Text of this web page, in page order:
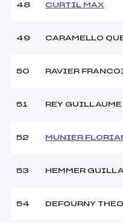
48 CURTIL MAX
49 CARAMELLO
50 RAVIER
51 REY GUILLAUME
52 MUNIER
53 HEMMER
54 DEFOURNY THEO